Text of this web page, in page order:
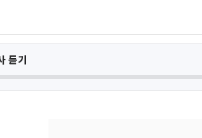
듣기